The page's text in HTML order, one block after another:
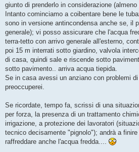
giunto di prenderlo in considerazione
Intanto cominciamo a coibentare bene le
sono in versione antincondensa anche se, il
generale); vi posso assicurare che l'acqua
terra-tetto con arrivo generale all'esterno,
poi 15 m interrati sotto giardino, valvola
di casa, quindi sale e riscende sotto
sotto pavimento.. arriva acqua tiepida.
Se in casa avessi un anziano con problemi
preoccuperei.
Se ricordate, tempo fa, scrissi di una
per forza, la presenza di un trattamento
irrigazione, a protezione dei lavoratori
tecnico decisamente "pignolo"); andrà a
raffreddare anche l'acqua fredda....